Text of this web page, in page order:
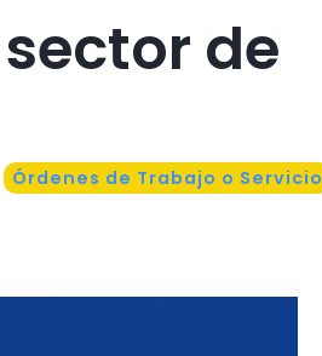
de
Órdenes de Trabajo o Servicio